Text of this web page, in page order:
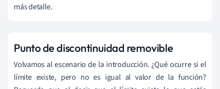
más detalle.
Punto de discontinuidad removible
Volvamos al escenario de la introducción. ¿Qué ocurre si el
límite existe, pero no es igual al valor de la función?